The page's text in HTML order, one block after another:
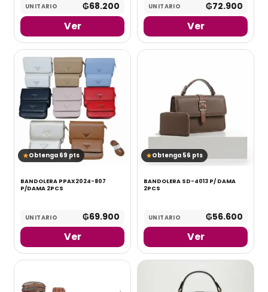
UNITARIO ₲68.200
Ver
UNITARIO ₲72.900
Ver
Obtenga 69 pts
BANDOLERA PPAX2024-807
P/DAMA 2PCS
UNITARIO ₲69.900
Ver
Obtenga 56 pts
BANDOLERA SD-4013 P/ DAMA
2PCS
UNITARIO ₲56.600
Ver